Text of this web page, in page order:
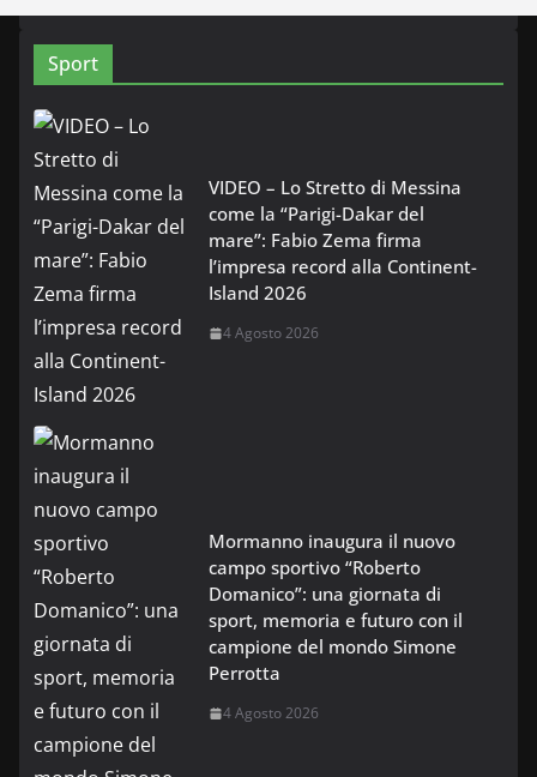
Sport
VIDEO – Lo Stretto di Messina
come la “Parigi-Dakar del
mare”: Fabio Zema firma
l’impresa record alla Continent-
Island 2026
4 Agosto 2026
Mormanno inaugura il nuovo
campo sportivo “Roberto
Domanico”: una giornata di
sport, memoria e futuro con il
campione del mondo Simone
Perrotta
4 Agosto 2026